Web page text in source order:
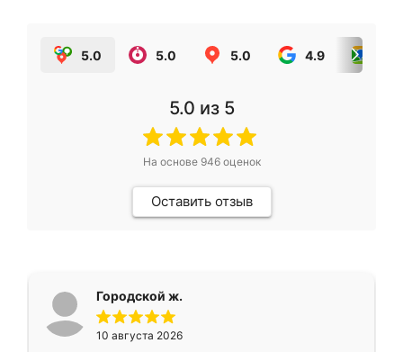
5.0 5.0 5.0 4.9
5.0 из 5
На основе 946оценок
Оставить отзыв
Городской ж.
10 августа 2026